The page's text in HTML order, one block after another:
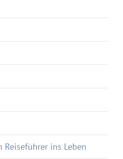
Reiseführer ins Leben